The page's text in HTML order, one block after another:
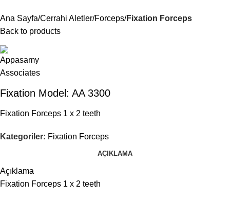
Ana Sayfa Cerrahi Aletler Forceps Fixation Forceps
Back to products
Fixation Model: AA 3300
Fixation Forceps 1 x 2 teeth
Kategoriler: Fixation Forceps
AÇIKLAMA
Açıklama
Fixation Forceps 1 x 2 teeth